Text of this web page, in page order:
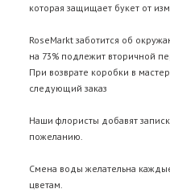
которая защищает букет от
RoseMarkt заботится об
на 73% подлежит вторичной
При возврате коробки в
следующий заказ
Наши флористы добавят
пожеланию.
Смена воды желательна
цветам.